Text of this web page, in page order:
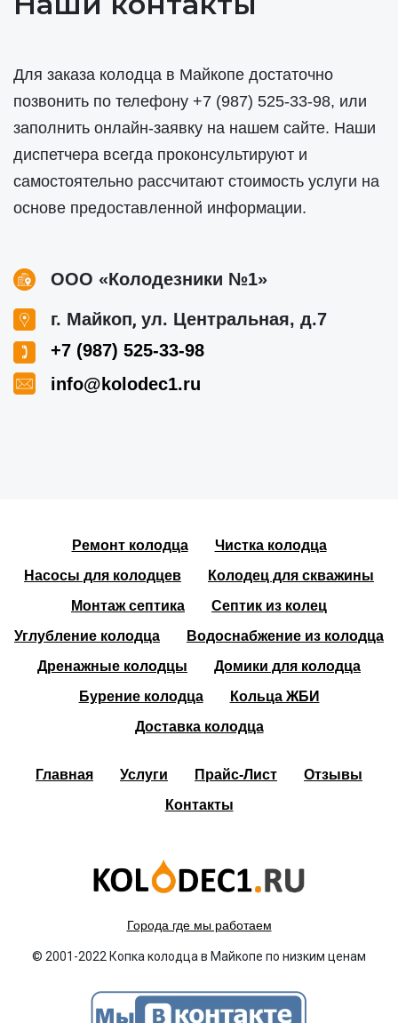
Для заказа колодца в Майкопе достаточно
позвонить по телефону +7 (987) 525-33-98, или
заполнить онлайн-заявку на нашем сайте. Наши
диспетчера всегда проконсультируют и
самостоятельно рассчитают стоимость услуги на
основе предоставленной информации.
ООО «Колодезники №1»
г. Майкоп, ул. Центральная, д.7
+7 (987) 525-33-98
info@kolodec1.ru
Ремонт колодца
Чистка колодца
Насосы для колодцев
Колодец для скважины
Монтаж септика
Септик из колец
Углубление колодца
Водоснабжение из колодца
Дренажные колодцы
Домики для колодца
Бурение колодца
Кольца ЖБИ
Доставка колодца
Главная Услуги Прайс-Лист
Отзывы
Контакты
Города где мы работаем
© 2001-2022 Копка колодца в Майкопе по низким ценам